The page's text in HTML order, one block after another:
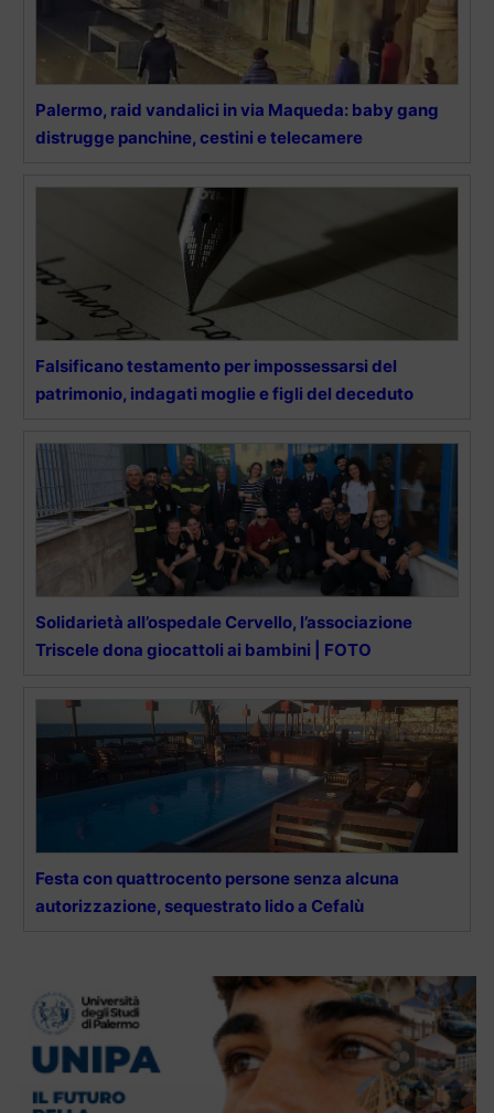
Palermo, raid vandalici in via Maqueda: baby gang
distrugge panchine, cestini e telecamere
Falsificano testamento per impossessarsi del
patrimonio, indagati moglie e figli del deceduto
Solidarietà all’ospedale Cervello, l’associazione
Triscele dona giocattoli ai bambini | FOTO
Festa con quattrocento persone senza alcuna
autorizzazione, sequestrato lido a Cefalù